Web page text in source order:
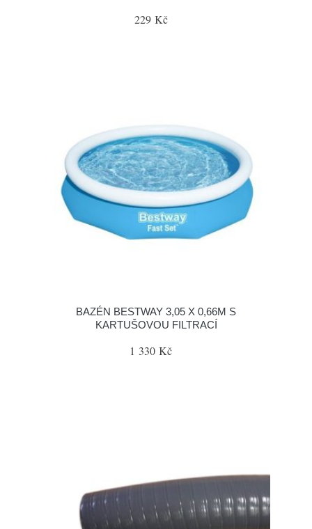
229 Kč
BAZÉN BESTWAY 3,05 X 0,66M S
KARTUŠOVOU FILTRACÍ
1 330 Kč